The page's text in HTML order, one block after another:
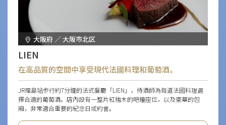
大阪府 ／ 大阪市北区
LIEN
在高品質的空間中享受現代法國料理和葡萄酒。
JR福島站步行約7分鐘的法式餐廳「LIEN」，侍酒師為每道法國料理選
擇合適的葡萄酒。店內設有一整片紅檜木的吧檯座位，以及豪華的包
廂，非常適合重要的紀念日或約會。